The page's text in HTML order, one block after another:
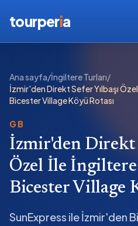
tourperia
Ana sayfa/İngiltere Turları/
İzmir'den Direkt Sefer Yılbaşı
Bicester Village Köyü Rotası
GB
İzmir'den Direkt
Özel İle
Bicester Village
SunExpress ile İzmir'den